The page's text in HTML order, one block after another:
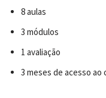
8 aulas
3 módulos
1 avaliação
3 meses de acesso